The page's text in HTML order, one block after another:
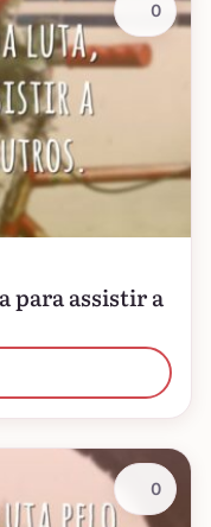
para assistir a
0
0